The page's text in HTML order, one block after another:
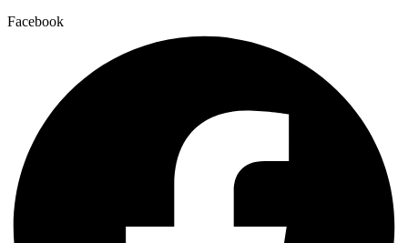
Facebook